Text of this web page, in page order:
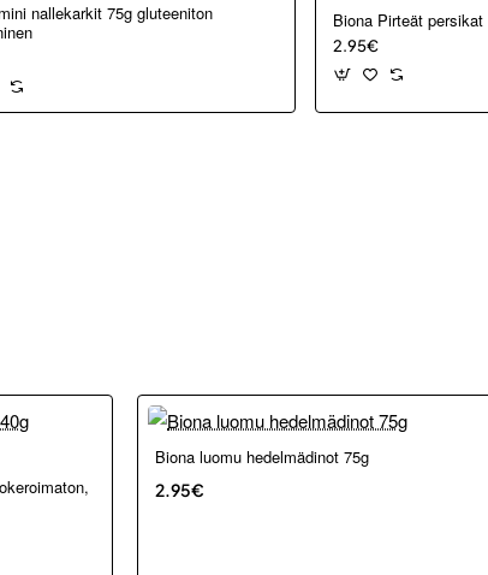
nallekarkit 75g gluteeniton
Biona Pirteät
2.95€
🔥 Suosittu
Biona luomu hedelmädinot 75g
2.95€